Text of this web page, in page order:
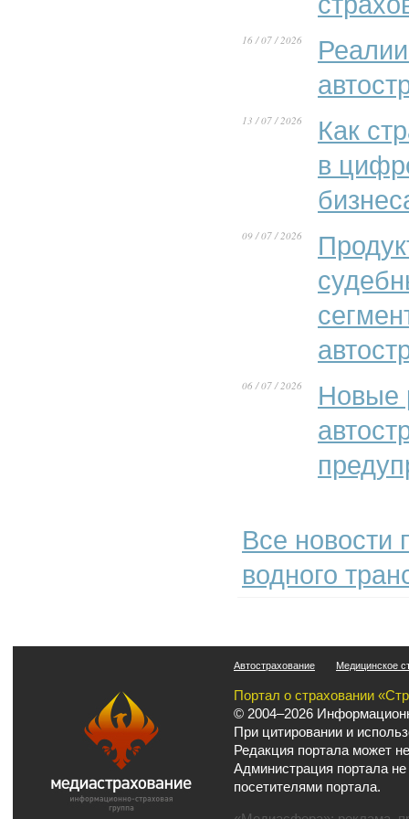
16 / 07 / 2026
13 / 07 / 2026
Как
в
09 / 07 / 2026
06 / 07 / 2026
Новые
Все новости
водного
Автострахование Медицинское
Портал о страховании
© 2004–2026
При цитировании и
Редакция портала может
Администрация портала
посетителями портала.